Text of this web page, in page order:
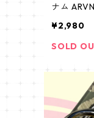
ナム
ニバーサ
¥2,980
SOLD